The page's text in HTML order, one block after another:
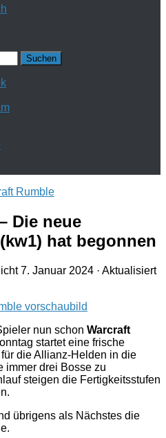
Rumble
Die neue
hat begonnen
7. Januar 2024 · Aktualisiert
nun schon Warcraft
startet eine frische
die Allianz-Helden in die
immer drei Bosse zu
steigen die Fertigkeitsstufen
übrigens als Nächstes die